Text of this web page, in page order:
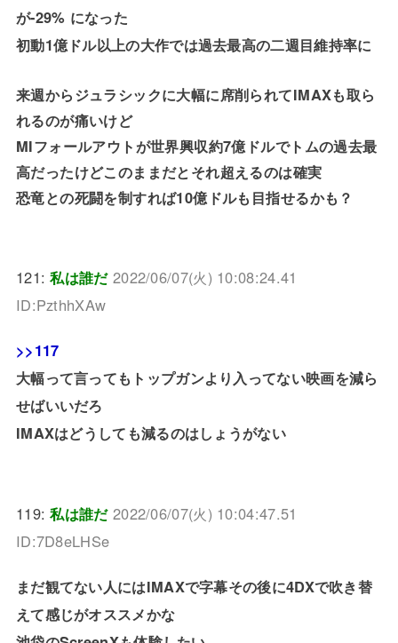
が-29% になった
初動1億ドル以上の大作では過去最高の二週目維持率に
来週からジュラシックに大幅に席削られてIMAXも取ら
れるのが痛いけど
MIフォールアウトが世界興収約7億ドルでトムの過去最
高だったけどこのままだとそれ超えるのは確実
恐竜との死闘を制すれば10億ドルも目指せるかも？
121:私は誰だ 2022/06/07(火) 10:08:24.41
ID:PzthhXAw
>>117
大幅って言ってもトップガンより入ってない映画を減ら
せばいいだろ
IMAXはどうしても減るのはしょうがない
119:私は誰だ 2022/06/07(火) 10:04:47.51
ID:7D8eLHSe
まだ観てない人にはIMAXで字幕その後に4DXで吹き替
えて感じがオススメかな